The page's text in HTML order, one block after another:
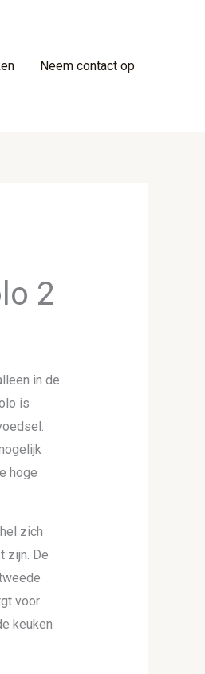
Neem contact op
2
in de
is
hoge
zich
zijn. De
voor
keuken